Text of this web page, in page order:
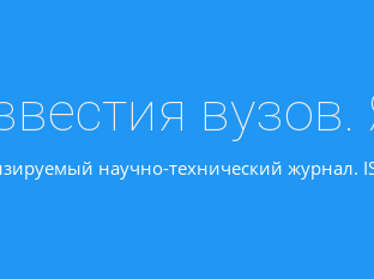
вузов.
научно-технический журнал.